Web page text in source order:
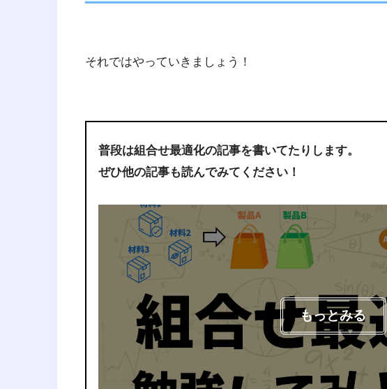
それではやっていきましょう！
普段は組合せ最適化の記事を書いてたりします。
ぜひ他の記事も読んでみてください！
もっとみる